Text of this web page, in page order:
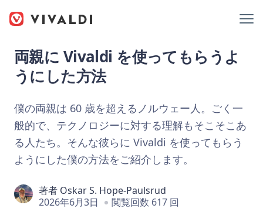
両親に Vivaldi を使ってもらうよ
うにした方法
僕の両親は 60 歳を超えるノルウェー人。ごく一
般的で、テクノロジーに対する理解もそこそこあ
る人たち。そんな彼らに Vivaldi を使ってもらう
ようにした僕の方法をご紹介します。
著者 Oskar S. Hope-Paulsrud
2026年6月3日
閲覧回数 617 回